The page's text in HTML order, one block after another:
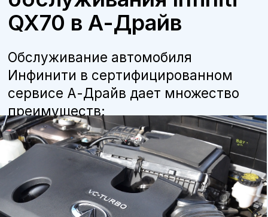
Оригинальные запчасти
мы используем только оригинальные
детали и расходные материалы,
рекомендованные производителем, что
продлевает срок службы автомобиля.
Квалифицированные специалисты
сертификацию Infiniti, что гарантирует
высокое качество работ.
Программа лояльности
постоянные клиенты получают
специальные условия и скидки на